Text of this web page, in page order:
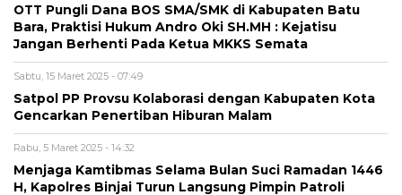
OTT Pungli Dana BOS SMA/SMK di Kabupaten Batu
Bara, Praktisi Hukum Andro Oki SH.MH : Kejatisu
Jangan Berhenti Pada Ketua MKKS Semata
Sabtu, 15 Maret 2025 - 07:49
Satpol PP Provsu Kolaborasi dengan Kabupaten Kota
Gencarkan Penertiban Hiburan Malam
Rabu, 5 Maret 2025 - 14:32
Menjaga Kamtibmas Selama Bulan Suci Ramadan 1446
H, Kapolres Binjai Turun Langsung Pimpin Patroli